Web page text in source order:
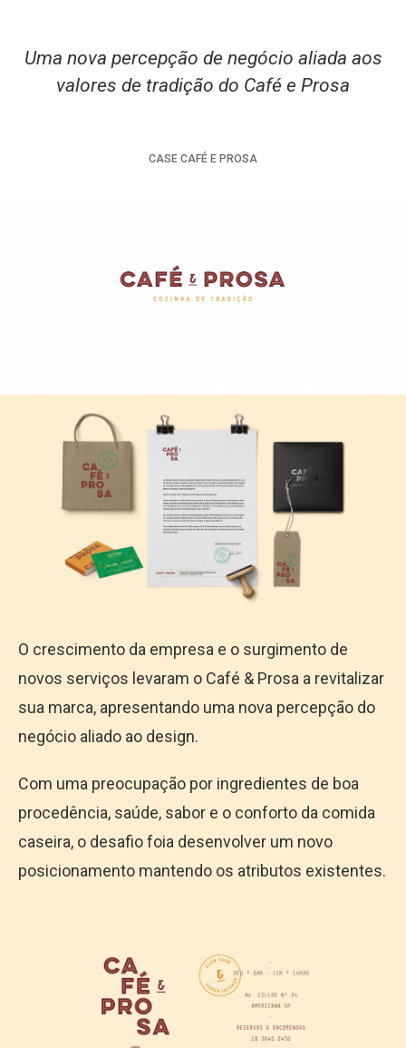
Uma nova percepção de negócio aliada aos
valores de tradição do Café e Prosa
CASE CAFÉ E PROSA
O crescimento da empresa e o surgimento de
novos serviços levaram o Café & Prosa a revitalizar
sua marca, apresentando uma nova percepção do
negócio aliado ao design.
Com uma preocupação por ingredientes de boa
procedência, saúde, sabor e o conforto da comida
caseira, o desafio foia desenvolver um novo
posicionamento mantendo os atributos existentes.